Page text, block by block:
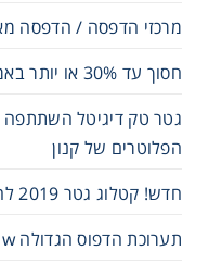
מרכזי הדפסה / הדפסה
חסוך עד 30% או יותר באמצעות שירותי הדפסה מנוהלים
גטר טק דיגיטל השתתפה
הפלוטרים של קנון
חדש! קטלוג גטר 2019 להורדה
תערוכת הדפוס הגדולה Getter Show - הצלחה מסחררת